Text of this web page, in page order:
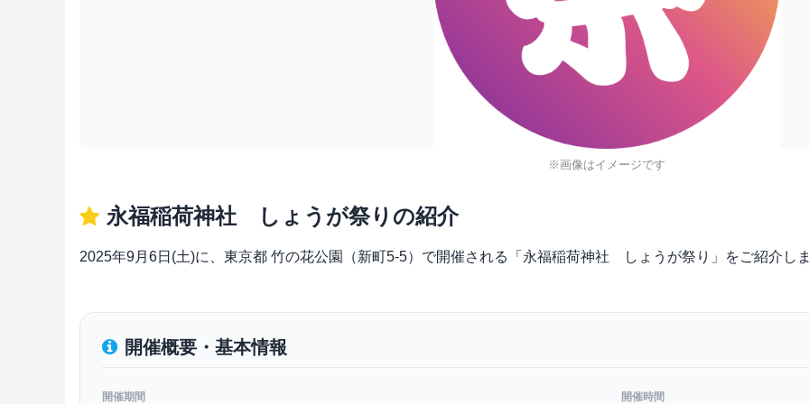
※画像はイメージです
永福稲荷神社 しょうが祭りの紹介
2025年9月6日(土)に、東京都 竹の花公園（新町5-5）で開催される「永福稲荷神社 しょうが祭り」をご紹介し
開催概要・基本情報
開催期間 開催時間